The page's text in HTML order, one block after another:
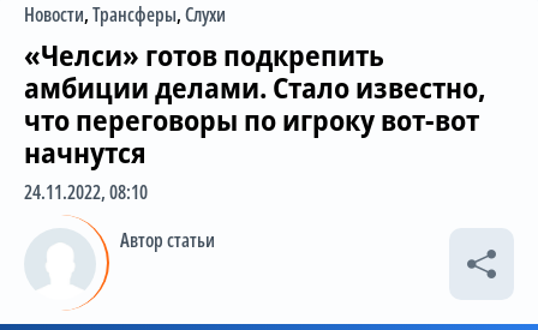
Новости,Трансферы,Слухи
«Челси» готов подкрепить
амбиции делами. Стало известно,
что переговоры по игроку вот-вот
начнутся
24.11.2022, 08:10
Автор статьи
Чат
Трансферы
Слухи
История Челси
Статистика
Календарь игр
Состав команды